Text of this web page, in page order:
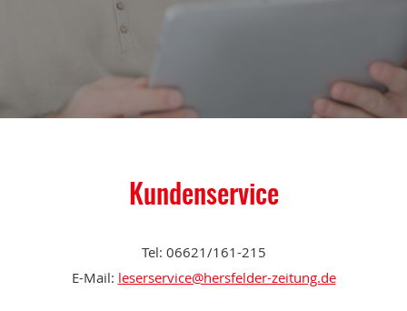
Kundenservice
Tel: 06621/161-215
E-Mail: leserservice@hersfelder-zeitung.de